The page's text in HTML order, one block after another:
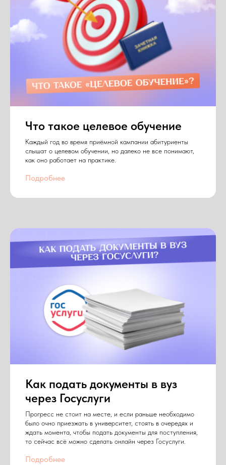
Что такое целевое обучение
Каждый год во время приёмной кампании абитуриенты
слышат о целевом обучении, но далеко не все понимают,
как оно работает на практике.
Подробнее
Как подать документы в вуз
через Госуслуги
Прогресс не стоит на месте, и если раньше необходимо
было очно приезжать в университет, стоять в очередях и
ждать момента, чтобы подать документы для поступления,
то сейчас всё можно сделать онлайн через Госуслуги.
Подробнее